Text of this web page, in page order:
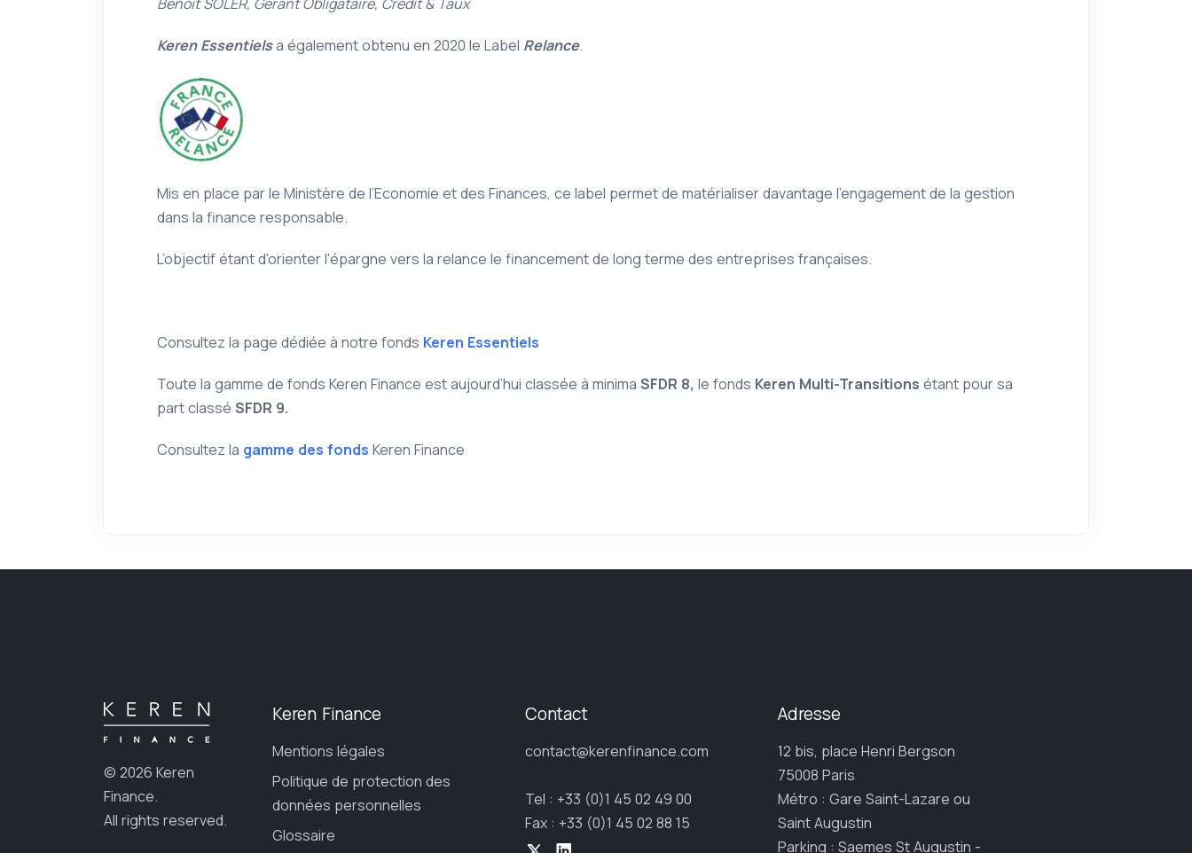
Benoit SOLER, Gérant Obligataire, Crédit & Taux
Keren Essentielsa également obtenu en 2020 le Label Relance.
Mis en place par le Ministère de l’Economie et des Finances, ce label permet de matérialiser davantage l'engagement de la gestion
dans la finance responsable.
L’objectif étant d'orienter l'épargne vers la relance le financement de long terme des entreprises françaises.
Consultez la page dédiée à notre fonds Keren Essentiels
Toute la gamme de fonds Keren Finance est aujourd’hui classée à minima SFDR 8, le fonds Keren Multi-Transitions étant pour sa
part classé SFDR 9.
Consultez la gamme des fonds Keren Finance
© 2026 Keren
Finance.
All rights reserved.
Keren Finance
Mentions légales
Politique de protection des
données personnelles
Glossaire
Contact
contact@kerenfinance.com
Tel : +33 (0)1 45 02 49 00
Fax : +33 (0)1 45 02 88 15
Adresse
12 bis, place Henri Bergson
75008 Paris
Métro : Gare Saint-Lazare ou
Saint Augustin
Parking : Saemes St Augustin -